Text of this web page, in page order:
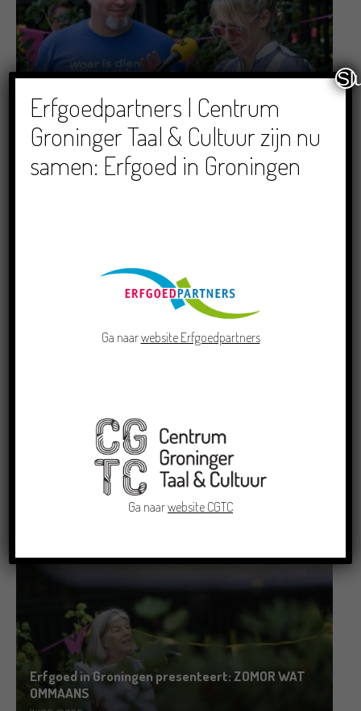
Dichters in de Prinsentuin: Verslag Zomor Wat
Ommaans
29/06/2026
Crowdfunding voor bijzonder kinderboek met
Groningse liedjes en verhalen
Grensoverschrijdende uitwisseling in Oldenburg
rond het Gronings en Platduits
Erfgoed in Groningen presenteert: ZOMOR WAT
OMMAANS
Erfgoedpartners | Centrum
Groninger Taal & Cultuur zijn nu
samen: Erfgoed in Groningen
Ga naarwebsite Erfgoedpartners
Ga naarwebsite CGTC